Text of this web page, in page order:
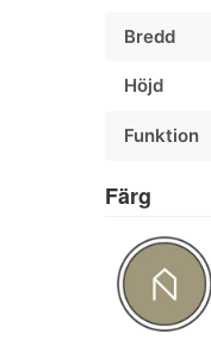
Bredd
Höjd
Funktion
Färg